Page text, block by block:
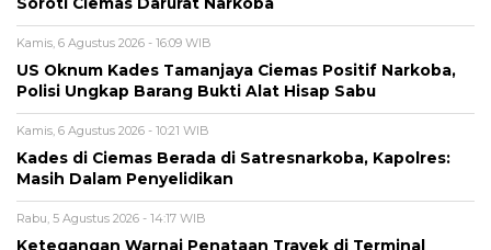
Soroti Ciemas Darurat Narkoba
Kamis, 6 Agustus 2026 - 16:09 WIB
US Oknum Kades Tamanjaya Ciemas Positif Narkoba,
Polisi Ungkap Barang Bukti Alat Hisap Sabu
Kamis, 6 Agustus 2026 - 10:21 WIB
Kades di Ciemas Berada di Satresnarkoba, Kapolres:
Masih Dalam Penyelidikan
Rabu, 5 Agustus 2026 - 14:17 WIB
Ketegangan Warnai Penataan Trayek di Terminal